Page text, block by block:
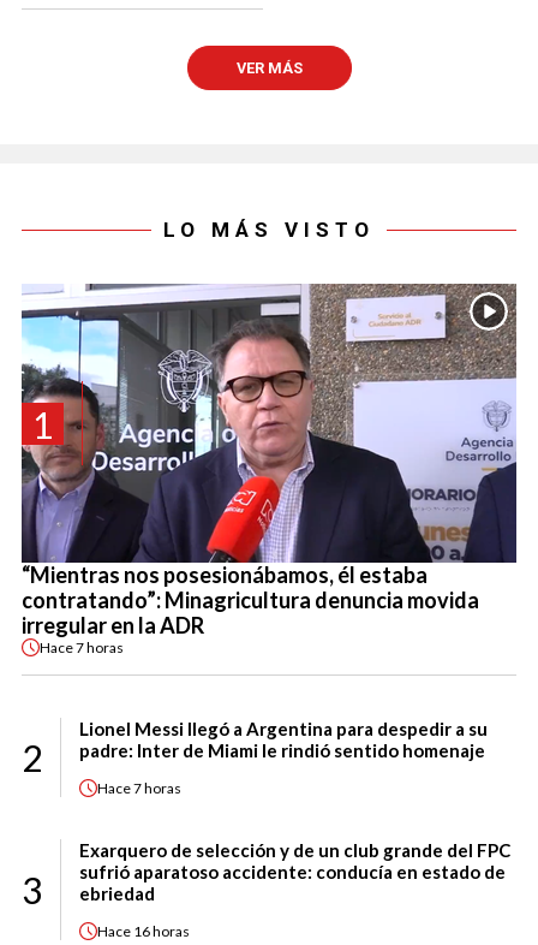
VER MÁS
LO MÁS VISTO
1
“Mientras nos posesionábamos, él estaba
contratando”: Minagricultura denuncia movida
irregular en la ADR
Hace7 horas
2
Lionel Messi llegó a Argentina para despedir a su
padre: Inter de Miami le rindió sentido homenaje
Hace7 horas
3
Exarquero de selección y de un club grande del FPC
sufrió aparatoso accidente: conducía en estado de
ebriedad
Hace 16 horas